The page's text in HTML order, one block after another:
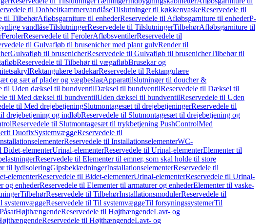
til DobbeltkammervandlåseTilslutninger til køkkenvaskeReservedele til
til TilbehørAfløbsgarniture til enhederReservedele til Afløbsgarniture til enhederP-
vandlåseTilslutningerReservedele til TilslutningerTilbehørAfløbsgarniture til
FerolerReservedele til FerolerAfløbsventilerReservedele til
til Gulvafløb til brusenicher med plant gulvRender til
Gulvafløb til brusenicherReservedele til Gulvafløb til brusenicherTilbehør til
Reservedele til Tilbehør til vægafløbBrusekar og
Rektangulære badekarReservedele til Rektangulære
og sæt af plader og vægbeslagApparattilslutninger til doucher &
til Uden dæksel til bundventilDæksel til bundventilReservedele til Dæksel til
til Med dæksel til bundventilUden dæksel til bundventilReservedele til Uden
til Med drejebetjeningSlutmontagesæt til drejebetjeningerReservedele til
drejebetjening og indløbReservedele til Slutmontagesæt til drejebetjening og
Reservedele til Slutmontagesæt til trykbetjening PushControlMed
DuofixSystemvæggeReservedele til
Reservedele til InstallationselementerWC-
Bidet-elementerUrinal-elementerReservedele til Urinal-elementerElementer til
Reservedele til Elementer til emner, som skal holde til store
til lydisoleringGipsbeklædningerInstallationselementerReservedele til
elementerReservedele til Bidet-elementerUrinal-elementerReservedele til Urinal-
og enhederReservedele til Elementer til armaturer og enhederElementer til vaske-
TilbehørReservedele til TilbehørInstallationsmodulerReservedele til
systemvæggeReservedele til Til systemvæggeTil forsyningssystemerTil
HøjthængendeReservedele til HøjthængendeLavt- og
Reservedele til HøjthængendeLavt- og